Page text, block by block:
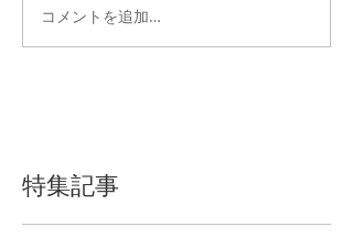
コメントを追加…
特集記事